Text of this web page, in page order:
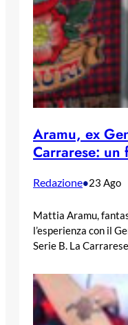
Aramu, ex
Carrarese: un
Redazione•23 Ago
Mattia Aramu,
l’esperienza con il
Serie B. La